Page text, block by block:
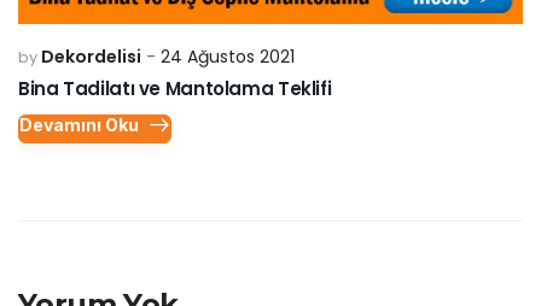
by Dekordelisi 24 Ağustos 2021
Bina Tadilatı ve Mantolama Teklifi
Devamını Oku